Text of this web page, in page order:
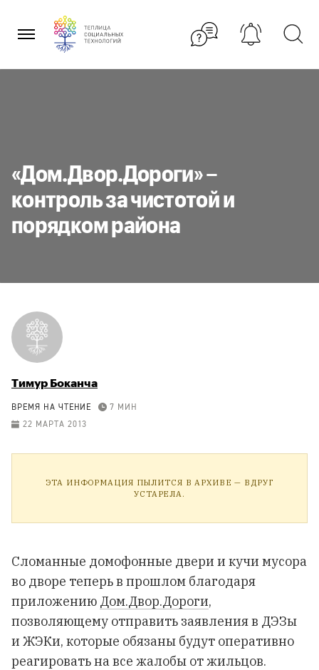
содержанию
«Дом.Двор.Дороги» –
контроль за чистотой и
порядком района
Тимур Боканча
ВРЕМЯ НА ЧТЕНИЕ
7 МИН
22 МАРТА 2013
ЭТА ИНФОРМАЦИЯ ПЫЛИТСЯ В АРХИВЕ — ВДРУГ
УСТАРЕЛА.
Сломанные домофонные двери и кучи мусора
во дворе теперь в прошлом благодаря
приложению Дом.Двор.Дороги,
позволяющему отправить заявления в ДЭЗы
и ЖЭКи, которые обязаны будут оперативно
реагировать на все жалобы от жильцов.